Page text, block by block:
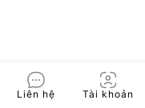
Liên hệ Tài khoản
Japana Việt Nam -